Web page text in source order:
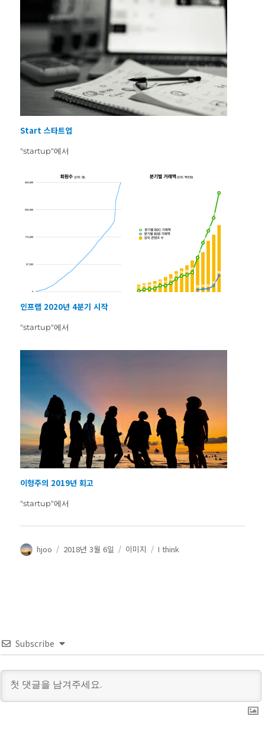
Start 스타트업
"startup"에서
인프랩 2020년 4분기 시작
"startup"에서
이형주의 2019년 회고
"startup"에서
글
hjoo
작
2018년 3월 6일
글
이미지
카
I think
Subscribe